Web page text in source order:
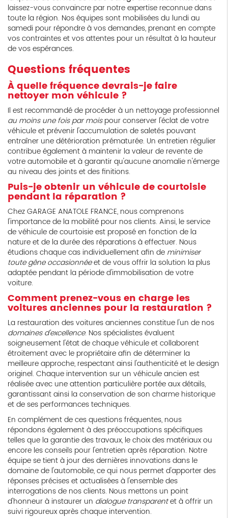
laissez-vous convaincre par notre expertise reconnue dans
toute la région. Nos équipes sont mobilisées du lundi au
samedi pour répondre à vos demandes, prenant en compte
vos contraintes et vos attentes pour un résultat à la hauteur
de vos espérances.
Questions fréquentes
À quelle fréquence devrais-je faire
nettoyer mon véhicule ?
Il est recommandé de procéder à un nettoyage professionnel
au moins une fois par moispour conserver l'éclat de votre
véhicule et prévenir l'accumulation de saletés pouvant
entraîner une détérioration prématurée. Un entretien régulier
contribue également à maintenir la valeur de revente de
votre automobile et à garantir qu'aucune anomalie n'émerge
au niveau des joints et des finitions.
Puis-je obtenir un véhicule de courtoisie
pendant la réparation ?
Chez GARAGE ANATOLE FRANCE, nous comprenons
l'importance de la mobilité pour nos clients. Ainsi, le service
de véhicule de courtoisie est proposé en fonction de la
nature et de la durée des réparations à effectuer. Nous
étudions chaque cas individuellement afin de minimiser
toute gêne occasionnéeet de vous offrir la solution la plus
adaptée pendant la période d'immobilisation de votre
voiture.
Comment prenez-vous en charge les
voitures anciennes pour la restauration ?
La restauration des voitures anciennes constitue l'un de nos
domaines d'excellence. Nos spécialistes évaluent
soigneusement l'état de chaque véhicule et collaborent
étroitement avec le propriétaire afin de déterminer la
meilleure approche, respectant ainsi l'authenticité et le design
originel. Chaque intervention sur un véhicule ancien est
réalisée avec une attention particulière portée aux détails,
garantissant ainsi la conservation de son charme historique
et de ses performances techniques.
En complément de ces questions fréquentes, nous
répondons également à des préoccupations spécifiques
telles que la garantie des travaux, le choix des matériaux ou
encore les conseils pour l'entretien après réparation. Notre
équipe se tient à jour des dernières innovations dans le
domaine de l'automobile, ce qui nous permet d'apporter des
réponses précises et actualisées à l'ensemble des
interrogations de nos clients. Nous mettons un point
d'honneur à instaurer un dialogue transparentet à offrir un
suivi rigoureux après chaque intervention.